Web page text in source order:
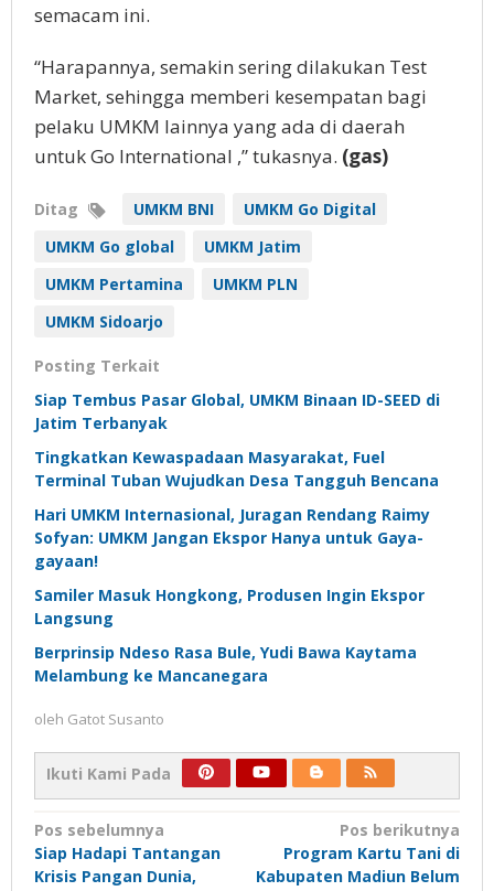
semacam ini.
“Harapannya, semakin sering dilakukan Test
Market, sehingga memberi kesempatan bagi
pelaku UMKM lainnya yang ada di daerah
untuk Go International ,” tukasnya. (gas)
Ditag UMKM BNI
UMKM Go Digital
UMKM Go global
UMKM Jatim
UMKM Pertamina
UMKM PLN
UMKM Sidoarjo
Posting Terkait
Siap Tembus Pasar Global, UMKM Binaan ID-SEED di
Jatim Terbanyak
Tingkatkan Kewaspadaan Masyarakat, Fuel
Terminal Tuban Wujudkan Desa Tangguh Bencana
Hari UMKM Internasional, Juragan Rendang Raimy
Sofyan: UMKM Jangan Ekspor Hanya untuk Gaya-
gayaan!
Samiler Masuk Hongkong, Produsen Ingin Ekspor
Langsung
Berprinsip Ndeso Rasa Bule, Yudi Bawa Kaytama
Melambung ke Mancanegara
oleh Gatot Susanto
Ikuti Kami Pada
Navigasi
pos
Pos sebelumnya
Siap Hadapi Tantangan
Krisis Pangan Dunia,
Pos berikutnya
Program Kartu Tani di
Kabupaten Madiun Belum